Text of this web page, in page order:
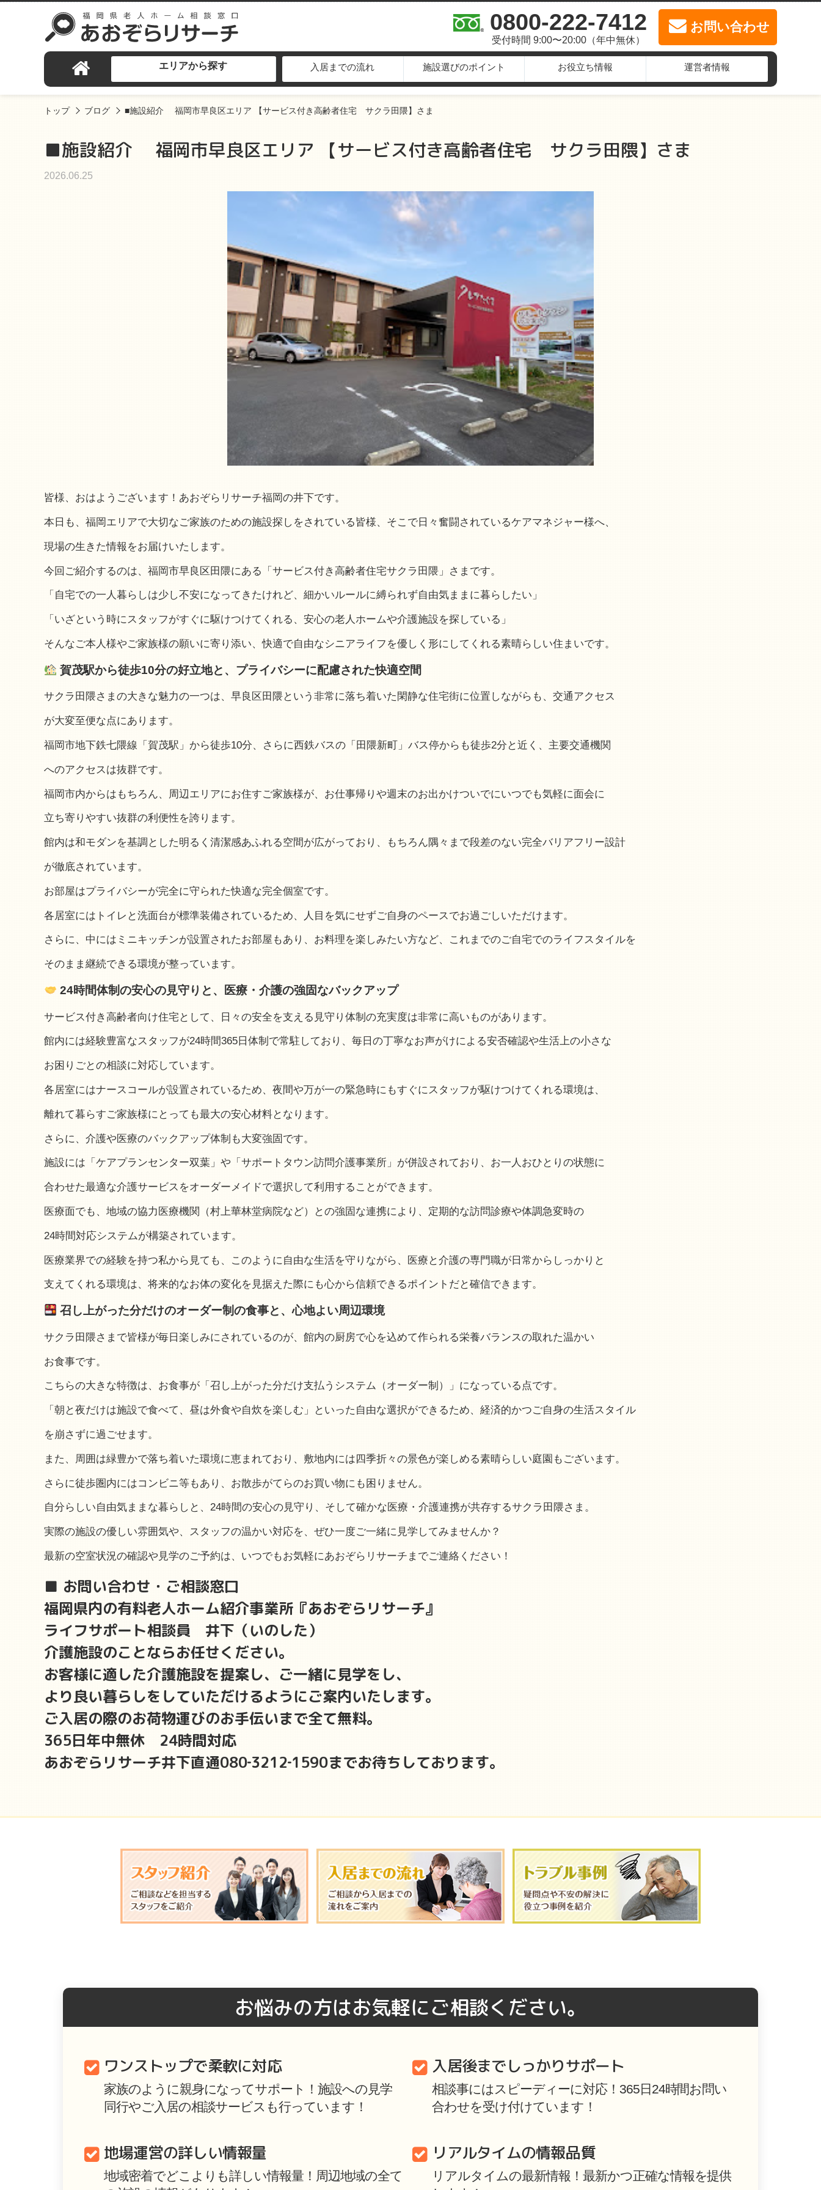
0800-222-7412
受付時間 9:00〜20:00（年中無休）
お問い合わせ
エリアから探す 入居までの流れ 施設選びのポイント お役立ち情報 運営者情報
トップ ブログ ■施設紹介 福岡市早良区エリア 【サービス付き高齢者住宅 サクラ田隈】さま
■施設紹介 福岡市早良区エリア 【サービス付き高齢者住宅 サクラ田隈】さま
2026.06.25
皆様、おはようございます！あおぞらリサーチ福岡の井下です。
本日も、福岡エリアで大切なご家族のための施設探しをされている皆様、そこで日々奮闘されているケアマネジャー様へ、
現場の生きた情報をお届けいたします。
今回ご紹介するのは、福岡市早良区田隈にある「サービス付き高齢者住宅サクラ田隈」さまです。
「自宅での一人暮らしは少し不安になってきたけれど、細かいルールに縛られず自由気ままに暮らしたい」
「いざという時にスタッフがすぐに駆けつけてくれる、安心の老人ホームや介護施設を探している」
そんなご本人様やご家族様の願いに寄り添い、快適で自由なシニアライフを優しく形にしてくれる素晴らしい住まいです。
賀茂駅から徒歩10分の好立地と、プライバシーに配慮された快適空間
サクラ田隈さまの大きな魅力の一つは、早良区田隈という非常に落ち着いた閑静な住宅街に位置しながらも、交通アクセス
が大変至便な点にあります。
福岡市地下鉄七隈線「賀茂駅」から徒歩10分、さらに西鉄バスの「田隈新町」バス停からも徒歩2分と近く、主要交通機関
へのアクセスは抜群です。
福岡市内からはもちろん、周辺エリアにお住すご家族様が、お仕事帰りや週末のお出かけついでにいつでも気軽に面会に
立ち寄りやすい抜群の利便性を誇ります。
館内は和モダンを基調とした明るく清潔感あふれる空間が広がっており、もちろん隅々まで段差のない完全バリアフリー設計
が徹底されています。
お部屋はプライバシーが完全に守られた快適な完全個室です。
各居室にはトイレと洗面台が標準装備されているため、人目を気にせずご自身のペースでお過ごしいただけます。
さらに、中にはミニキッチンが設置されたお部屋もあり、お料理を楽しみたい方など、これまでのご自宅でのライフスタイルを
そのまま継続できる環境が整っています。
24時間体制の安心の見守りと、医療・介護の強固なバックアップ
サービス付き高齢者向け住宅として、日々の安全を支える見守り体制の充実度は非常に高いものがあります。
館内には経験豊富なスタッフが24時間365日体制で常駐しており、毎日の丁寧なお声がけによる安否確認や生活上の小さな
お困りごとの相談に対応しています。
各居室にはナースコールが設置されているため、夜間や万が一の緊急時にもすぐにスタッフが駆けつけてくれる環境は、
離れて暮らすご家族様にとっても最大の安心材料となります。
さらに、介護や医療のバックアップ体制も大変強固です。
施設には「ケアプランセンター双葉」や「サポートタウン訪問介護事業所」が併設されており、お一人おひとりの状態に
合わせた最適な介護サービスをオーダーメイドで選択して利用することができます。
医療面でも、地域の協力医療機関（村上華林堂病院など）との強固な連携により、定期的な訪問診療や体調急変時の
24時間対応システムが構築されています。
医療業界での経験を持つ私から見ても、このように自由な生活を守りながら、医療と介護の専門職が日常からしっかりと
支えてくれる環境は、将来的なお体の変化を見据えた際にも心から信頼できるポイントだと確信できます。
召し上がった分だけのオーダー制の食事と、心地よい周辺環境
サクラ田隈さまで皆様が毎日楽しみにされているのが、館内の厨房で心を込めて作られる栄養バランスの取れた温かい
お食事です。
こちらの大きな特徴は、お食事が「召し上がった分だけ支払うシステム（オーダー制）」になっている点です。
「朝と夜だけは施設で食べて、昼は外食や自炊を楽しむ」といった自由な選択ができるため、経済的かつご自身の生活スタイル
を崩さずに過ごせます。
また、周囲は緑豊かで落ち着いた環境に恵まれており、敷地内には四季折々の景色が楽しめる素晴らしい庭園もございます。
さらに徒歩圏内にはコンビニ等もあり、お散歩がてらのお買い物にも困りません。
自分らしい自由気ままな暮らしと、24時間の安心の見守り、そして確かな医療・介護連携が共存するサクラ田隈さま。
実際の施設の優しい雰囲気や、スタッフの温かい対応を、ぜひ一度ご一緒に見学してみませんか？
最新の空室状況の確認や見学のご予約は、いつでもお気軽にあおぞらリサーチまでご連絡ください！
■ お問い合わせ・ご相談窓口
福岡県内の有料老人ホーム紹介事業所『あおぞらリサーチ』
ライフサポート相談員 井下（いのした）
介護施設のことならお任せください。
お客様に適した介護施設を提案し、ご一緒に見学をし、
より良い暮らしをしていただけるようにご案内いたします。
ご入居の際のお荷物運びのお手伝いまで全て無料。
365日年中無休 24時間対応
あおぞらリサーチ井下直通080‐3212‐1590までお待ちしております。
お悩みの方はお気軽にご相談ください。
ワンストップで柔軟に対応
家族のように親身になってサポート！施設への見学
同行やご入居の相談サービスも行っています！
入居後までしっかりサポート
相談事にはスピーディーに対応！365日24時間お問い
合わせを受け付けています！
地場運営の詳しい情報量
地域密着でどこよりも詳しい情報量！周辺地域の全て
リアルタイムの情報品質
リアルタイムの最新情報！最新かつ正確な情報を提供